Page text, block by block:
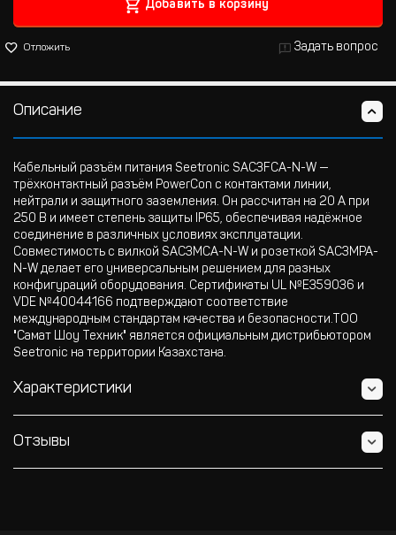
Добавить в корзину
Отложить Задать вопрос
Описание
Кабельный разъём питания Seetronic SAC3FCA-N-W —
трёхконтактный разъём PowerCon с контактами линии,
нейтрали и защитного заземления. Он рассчитан на 20 А при
250 В и имеет степень защиты IP65, обеспечивая надёжное
соединение в различных условиях эксплуатации.
Совместимость с вилкой SAC3MCA-N-W и розеткой SAC3MPA-
N-W делает его универсальным решением для разных
конфигураций оборудования. Сертификаты UL №E359036 и
VDE №40044166 подтверждают соответствие
международным стандартам качества и безопасности.ТОО
"Самат Шоу Техник" является официальным дистрибьютором
Seetronic на территории Казахстана.
Характеристики
Отзывы